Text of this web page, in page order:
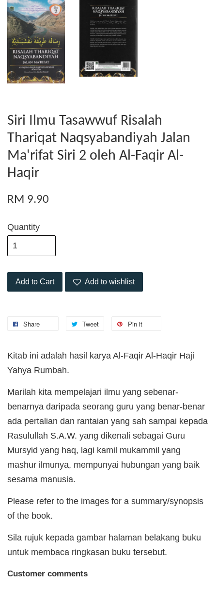
Siri Ilmu Tasawwuf Risalah
Thariqat Naqsyabandiyah Jalan
Ma'rifat Siri 2 oleh Al-Faqir Al-
Haqir
RM 9.90
Quantity
Add to Cart Add to wishlist
Share Tweet Pin it
Kitab ini adalah hasil karya Al-Faqir Al-Haqir Haji
Yahya Rumbah.
Marilah kita mempelajari ilmu yang sebenar-
benarnya daripada seorang guru yang benar-benar
ada pertalian dan rantaian yang sah sampai kepada
Rasulullah S.A.W. yang dikenali sebagai Guru
Mursyid yang haq, lagi kamil mukammil yang
mashur ilmunya, mempunyai hubungan yang baik
sesama manusia.
Please refer to the images for a summary/synopsis
of the book.
Sila rujuk kepada gambar halaman belakang buku
untuk membaca ringkasan buku tersebut.
Customer comments